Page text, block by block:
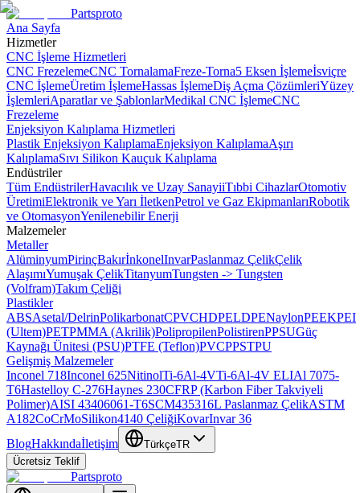
Partsproto
Ana Sayfa
Hizmetler
CNC İşleme Hizmetleri
CNC FrezelemeCNC TornalamaFreze-Torna5 Eksen İşlemeİsviçre
CNC İşlemeÜretim İşlemeHassas İşlemeDiş Açma ÇözümleriYüzey
İşlemleriAparatlar ve ŞablonlarMedikal CNC İşlemeCNC
Frezeleme
Enjeksiyon Kalıplama Hizmetleri
Plastik Enjeksiyon KalıplamaEnjeksiyon KalıplamaAşırı
KalıplamaSıvı Silikon Kauçuk Kalıplama
Endüstriler
Tüm EndüstrilerHavacılık ve Uzay SanayiiTıbbi CihazlarOtomotiv
ÜretimiElektronik ve Yarı İletkenPetrol ve Gaz EkipmanlarıRobotik
ve OtomasyonYenilenebilir Enerji
Malzemeler
Metaller
AlüminyumPirinçBakırİnkonelInvarPaslanmaz ÇelikÇelik
AlaşımıYumuşak ÇelikTitanyumTungsten -> Tungsten
(Volfram)Takım Çeliği
Plastikler
ABSAsetal/DelrinPolikarbonatCPVCHDPELDPENaylonPEEKPEI
(Ultem)PETPMMA (Akrilik)PolipropilenPolistirenPPSUGüç
Kaynağı Ünitesi (PSU)PTFE (Teflon)PVCPPSTPU
Gelişmiş Malzemeler
Inconel 718Inconel 625NitinolTi-6Al-4VTi-6Al-4V ELIAl 7075-
T6Hastelloy C-276Haynes 230CFRP (Karbon Fiber Takviyeli
Polimer)AISI 43406061-T6SCM435316L Paslanmaz ÇelikASTM
A182CoCrMoSilikon4140 ÇeliğiKovarInvar 36
BlogHakkındaİletişim TürkçeTR
Ücretsiz Teklif
Partsproto